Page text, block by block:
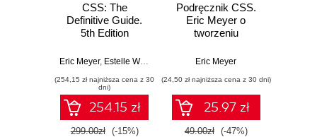
CSS: The
Definitive Guide.
5th Edition
Eric Meyer, Estelle Weyl
(254,15 zł najniższa cena z 30
dni)
254.15 zł
299.00zł (-15%)
Podręcznik CSS.
Eric Meyer o
tworzeniu
układów stron
Magazine
Eric Meyer
(24,50 zł najniższa cena z 30 dni)
25.97 zł
49.00zł (-47%)